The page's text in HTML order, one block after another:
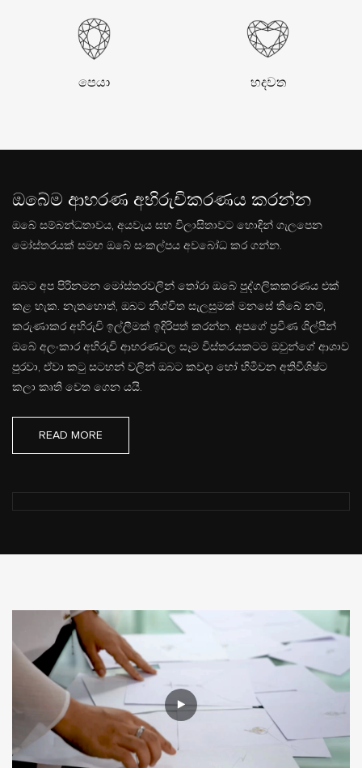
පෙයා හදවත
ඔබේම ආභරණ අභිරුචිකරණය කරන්න
ඔබේ සම්බන්ධතාවය, අයවැය සහ විලාසිතාවට හොඳින් ගැලපෙන
මෝස්තරයක් සමඟ ඔබේ සංකල්පය අවබෝධ කර ගන්න.
ඔබට අප පිරිනමන මෝස්තරවලින් තෝරා ඔබේ පුද්ගලිකකරණය එක්
කළ හැක. නැතහොත්, ඔබට නිශ්චිත සැලසුමක් මනසේ තිබේ නම්,
කරුණාකර අභිරුචි ඉල්ලීමක් ඉදිරිපත් කරන්න. අපගේ ප්‍රවීණ ශිල්පීන්
ඔබේ අලංකාර අභිරුචි ආභරණවල සෑම විස්තරයකටම ඔවුන්ගේ ආශාව
පුරවා, ඒවා කටු සටහන් වලින් ඔබට කවදා හෝ හිමිවන අතිවිශිෂ්ට
කලා කෘති වෙත ගෙන යයි.
READ MORE